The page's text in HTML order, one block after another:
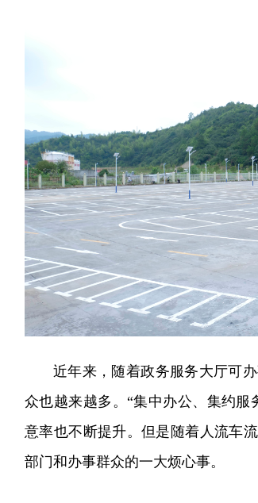
近年来，随着政务服务大厅可
众也越来越多。“集中办公、集约服
意率也不断提升。但是随着人流车
部门和办事群众的一大烦心事。